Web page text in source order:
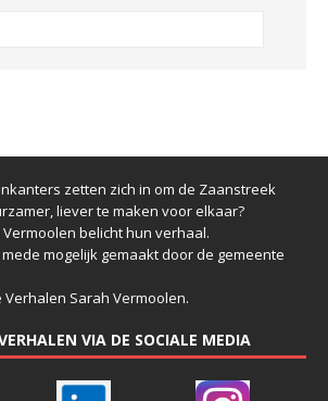
zetten zich in om de Zaanstreek
liever te maken voor elkaar?
belicht hun verhaal.
mogelijk gemaakt door de gemeente
Sarah Vermoolen.
VIA DE SOCIALE MEDIA